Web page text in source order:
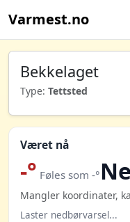
Varmest.no
Bekkelaget
Type: Tettsted
Været nå
-° Føles som -°
Mangler koordinater,
Laster nedbørvarsel...